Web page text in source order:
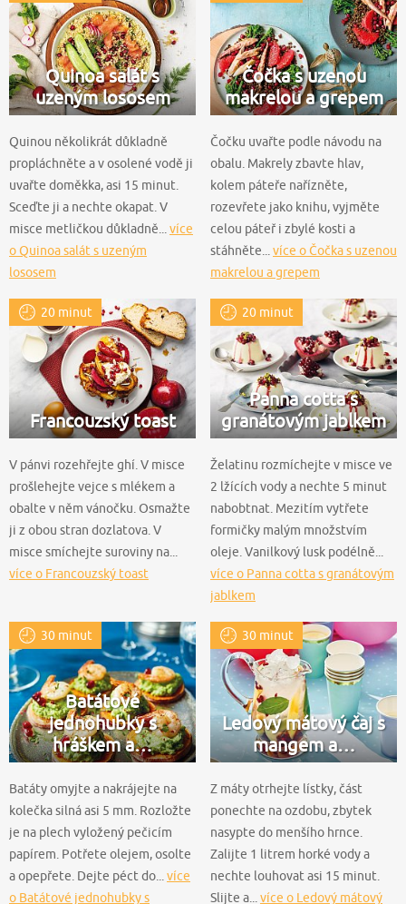
Quinoa salát s
uzeným lososem
Quinou několikrát důkladně
propláchněte a v osolené vodě ji
uvařte doměkka, asi 15 minut.
Sceďte ji a nechte okapat. V
misce metličkou důkladně... více
o Quinoa salát s uzeným
lososem
Čočka s uzenou
makrelou a grepem
Čočku uvařte podle návodu na
obalu. Makrely zbavte hlav,
kolem páteře nařízněte,
rozevřete jako knihu, vyjměte
celou páteř i zbylé kosti a
stáhněte... více o Čočka s uzenou
makrelou a grepem
20 minut
Francouzský toast
V pánvi rozehřejte ghí. V misce
prošlehejte vejce s mlékem a
obalte v něm vánočku. Osmažte
ji z obou stran dozlatova. V
misce smíchejte suroviny na...
více o Francouzský toast
20 minut
Panna cotta s
granátovým jablkem
Želatinu rozmíchejte v misce ve
2 lžících vody a nechte 5 minut
nabobtnat. Mezitím vytřete
formičky malým množstvím
oleje. Vanilkový lusk podélně...
více o Panna cotta s granátovým
jablkem
30 minut
Batátové
jednohubky s
hráškem a…
Batáty omyjte a nakrájejte na
kolečka silná asi 5 mm. Rozložte
je na plech vyložený pečicím
papírem. Potřete olejem, osolte
a opepřete. Dejte péct do... více
o Batátové jednohubky s
30 minut
Ledový mátový čaj s
mangem a…
Z máty otrhejte lístky, část
ponechte na ozdobu, zbytek
nasypte do menšího hrnce.
Zalijte 1 litrem horké vody a
nechte louhovat asi 15 minut.
Slijte a... více o Ledový mátový